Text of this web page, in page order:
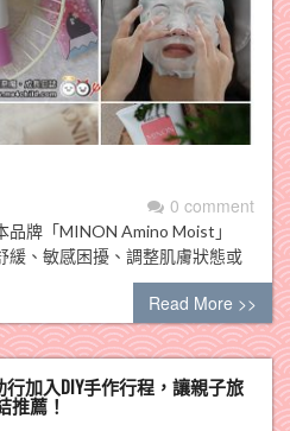
0 comment
牌「MINON Amino Moist」
緩、敏感困擾、調整肌膚狀態或
Read More >>
行加入DIY手作行程，讓親子旅
推薦！